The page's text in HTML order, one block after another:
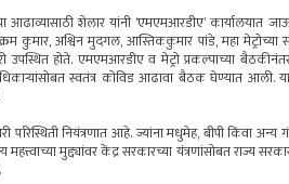
आढाव्यासाठी शेलार यांनी ‘एमएमआरडीए’
कुमार, अश्विन मुदगल, आस्तिककुमार पांडे, महा
उपस्थित होते. एमएमआरडीए व मेट्रो प्रकल्पाच्या
स्वतंत्र कोविड आढावा बैठक घेण्यात
परिस्थिती नियंत्रणात आहे. ज्यांना मधुमेह, बीपी किंवा
महत्त्वाच्या मुद्द्यांवर केंद्र सरकारच्या यंत्रणांसोबत